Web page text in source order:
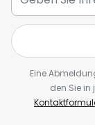
Eine
den Sie in